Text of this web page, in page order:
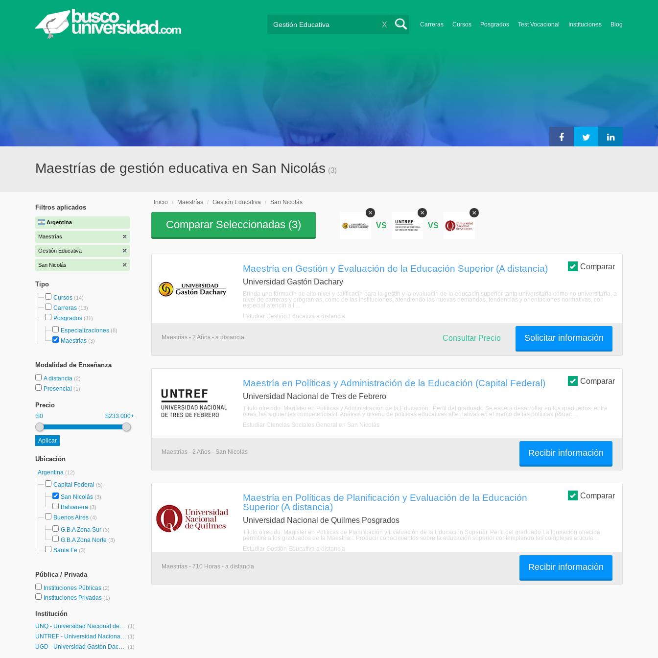
Carreras Cursos Posgrados Test Vocacional Instituciones Blog
X
Maestrías de gestión educativa en San Nicolás (3)
Filtros aplicados
Argentina
Maestrías
Gestión Educativa
San Nicolás
Tipo
Cursos (14)
Carreras (13)
Posgrados (11)
Especializaciones (8)
Maestrías (3)
Modalidad de Enseñanza
A distancia (2)
Presencial (1)
Precio
$0 $233.000+
Ubicación
Argentina (12)
Capital Federal (5)
San Nicolás (3)
Balvanera (3)
Buenos Aires (4)
G.B.A Zona Sur (3)
G.B.A Zona Norte (3)
Santa Fe (3)
Pública / Privada
Instituciones Públicas (2)
Instituciones Privadas (1)
Institución
UNQ - Universidad Nacional de Quilmes Posgrados (1)
UNTREF - Universidad Nacional de Tres de Febrero (1)
UGD - Universidad Gastón Dachary (1)
Inicio / Maestrías / Gestión Educativa / San Nicolás
Comparar Seleccionadas (3)
×
VS
×
VS
×
Comparar
Maestría en Gestión y Evaluación de la Educación Superior (A distancia)
Universidad Gastón Dachary
Brinda una formacin de alto nivel y calificacin para la gestin y la evaluacin de la educacin superior tanto universitaria como no universitaria, a
nivel de carreras y programas, como de las instituciones, atendiendo las nuevas demandas, tendencias y orientaciones normativas, con
especial atencin a l ...
Estudiar Gestión Educativa a distancia
Maestrías - 2 Años - a distancia Solicitar información
Consultar Precio
Comparar
Maestría en Políticas y Administración de la Educación (Capital Federal)
Universidad Nacional de Tres de Febrero
Título ofrecido: Magíster en Políticas y Administración de la Educación. Perfil del graduado Se espera desarrollar en los graduados, entre
otras, las siguientes competencias:I. Análisis y diseño de políticas educativas alternativas en el marco de las políticas p&uac ...
Estudiar Ciencias Sociales General en San Nicolás
Maestrías - 2 Años - San Nicolás Recibir información
Comparar
Maestría en Políticas de Planificación y Evaluación de la Educación
Superior (A distancia)
Universidad Nacional de Quilmes Posgrados
Título ofrecido: Magister en Políticas de Planificación y Evaluación de la Educación Superior. Perfil del graduado La formación ofrecida
permitirá a los graduados de la Maestría::: Producir conocimientos sobre la educación superior contemplando las complejas articula ...
Estudiar Gestión Educativa a distancia
Maestrías - 710 Horas - a distancia Recibir información